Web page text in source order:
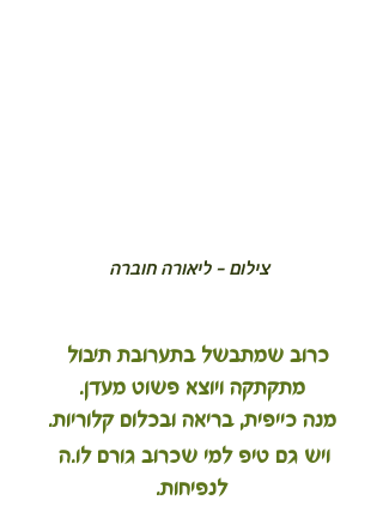
צילום - ליאורה חוברה
כרוב שמתבשל בתערובת תיבול
מתקתקה ויוצא פשוט מעדן.
מנה כייפית, בריאה ובכלום קלוריות.
ויש גם טיפ למי שכרוב גורם לו.ה
לנפיחות.